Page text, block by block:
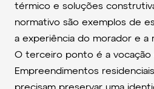
térmico e soluções
normativo são exemplos de
a experiência do morador e a
O terceiro ponto é a vocação
Empreendimentos